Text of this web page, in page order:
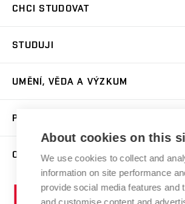
CHCI STUDOVAT
Přijímačky
Dny otevřených dveří
Přípravné kurzy
Studium bez bariér
Katedra teorií a dějin umění
Kabinety a dílny
STUDUJI
Časový plán studia
Studijní předpisy a formuláře
Studium a stáže v zahraničí
Rezidenční pobyty
Odborná praxe
UMĚNÍ, VĚDA A VÝZKUM
Publikační činnost
Projekty
Výstavy
PRO VEŘEJNOST
Letní školy a semestrální kurzy
Nakladatelská a vydavatelská činnost
Research Catalogue
O FAKULTĚ
Aktuality
Informační tabule
About cookies on this
We use cookies to collect and
information on site performance
provide social media features and
and customise content and